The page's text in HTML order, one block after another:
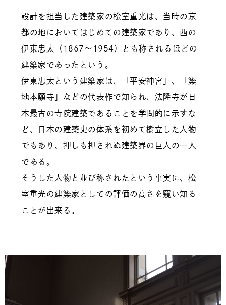
設計を担当した建築家の松室重光は、当時の京
都の地においてはじめての建築家であり、西の
伊東忠太（1867～1954）とも称されるほどの
建築家であったという。
伊東忠太という建築家は、「平安神宮」、「築
地本願寺」などの代表作で知られ、法隆寺が日
本最古の寺院建築であることを学問的に示すな
ど、日本の建築史の体系を初めて樹立した人物
でもあり、押しも押されぬ建築界の巨人の一人
である。
そうした人物と並び称されたという事実に、松
室重光の建築家としての評価の高さを窺い知る
ことが出来る。